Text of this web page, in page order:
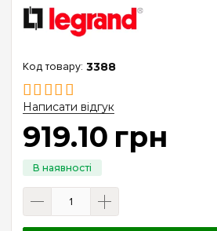
3388
Написати відгук
919.10 грн